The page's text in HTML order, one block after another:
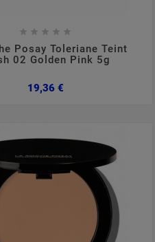
28,2024
    
Posay Toleriane Teint
02 Golden Pink 5g
19,36 €Preço